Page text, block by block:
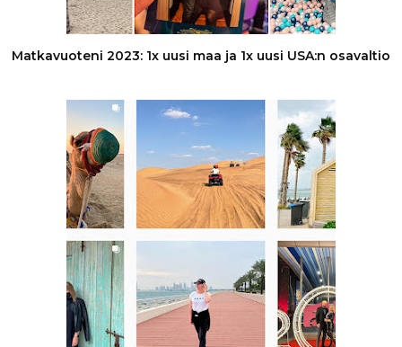
Matkavuoteni 2023: 1x uusi maa ja 1x uusi USA:n osavaltio